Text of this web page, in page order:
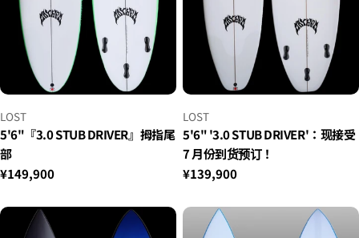
小
贩：
LOST
5'6"『3.0 STUB DRIVER』拇指尾
部
正
价
¥149,900
小
贩：
LOST
5'6" '3.0 STUB DRIVER'：现接受
7 月份到货预订！
正
价
¥139,900